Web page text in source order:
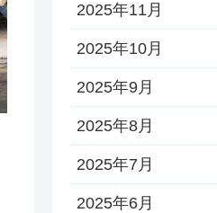
2025年11月
2025年10月
2025年9月
2025年8月
2025年7月
2025年6月